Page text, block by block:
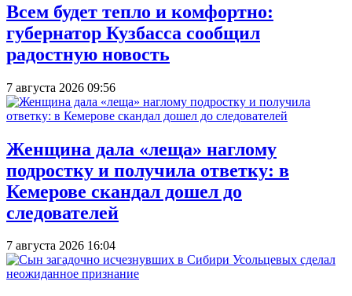
Всем будет тепло и комфортно:
губернатор Кузбасса сообщил
радостную новость
7 августа 2026 09:56
Женщина дала «леща» наглому
подростку и получила ответку: в
Кемерове скандал дошел до
следователей
7 августа 2026 16:04